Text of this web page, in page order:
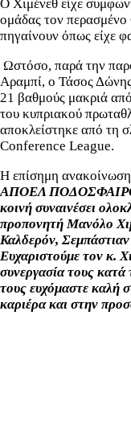
Ο Χιμένεθ είχε
ομάδας τον
πηγαίνουν όπως είχε
Ωστόσο, παρά την
Αραμπί, ο Τάσος
21 βαθμούς μακριά
του κυπριακού
αποκλείστηκε από τη
Conference League.
Η επίσημη
ΑΠΟΕΛ ΠΟΔΟΣΦΑΙΡΟ
κοινή συναινέσει
προπονητή Μανόλο
Καλδερόν,
Ευχαριστούμε τον κ.
συνεργασία τους
τους ευχόμαστε καλή
καριέρα και στην